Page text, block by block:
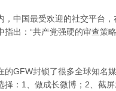
，中国最受欢迎的社交平台，
指出：“共产党强硬的审查策
的GFW封锁了很多全球知名
择：1、做成长微博；2、截